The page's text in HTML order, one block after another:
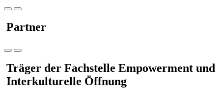
Partner
Träger der Fachstelle Empowerment und
Interkulturelle Öffnung